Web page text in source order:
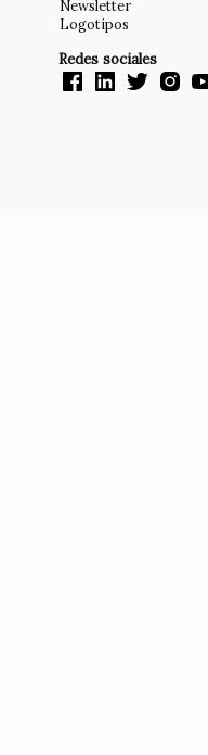
Newsletter
Logotipos
Redes sociales